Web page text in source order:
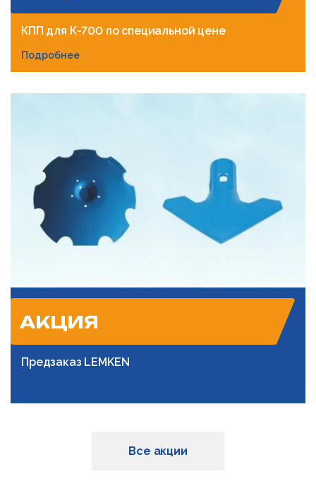
КПП для К-700 по специальной цене
Подробнее
АКЦИЯ
Предзаказ LEMKEN
Все акции